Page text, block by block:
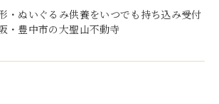
・ぬいぐるみ供養をいつでも持ち込み受付
・豊中市の大聖山不動寺